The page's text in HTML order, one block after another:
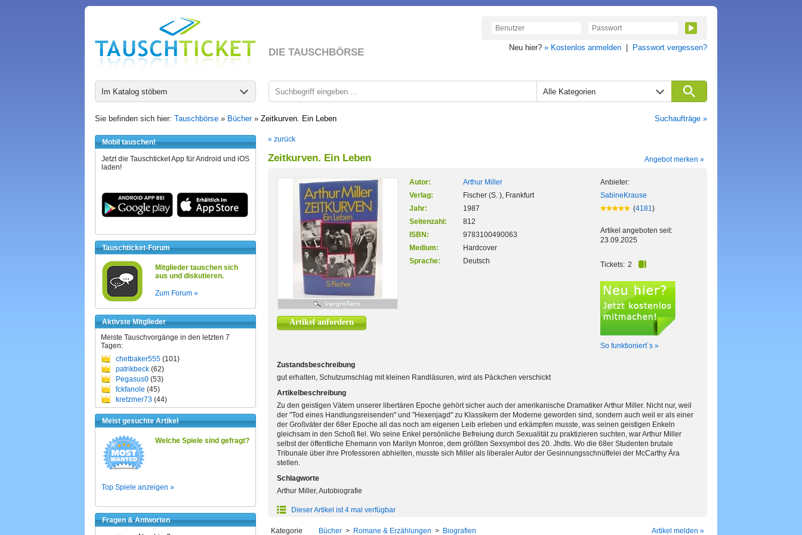
DIE TAUSCHBÖRSE Neu hier? » Kostenlos anmelden Passwort vergessen?
Im Katalog stöbern Alle Kategorien
Sie befinden sich hier: Tauschbörse » Bücher» Zeitkurven. Ein Leben Suchaufträge »
Mobil tauschen!
Jetzt die Tauschticket App für Android und iOS
laden!
Tauschticket-Forum
Mitglieder tauschen sich
aus und diskutieren.
Zum Forum »
Aktivste Mitglieder
Meiste Tauschvorgänge in den letzten 7
Tagen:
chetbaker555 (101)
patrikbeck (62)
Pegasus0 (53)
fckfanole (45)
kretzmer73 (44)
Meist gesuchte Artikel
Welche Spiele sind gefragt?
Top Spiele anzeigen »
Fragen & Antworten
« zurück
Zeitkurven. Ein Leben Angebot merken »
Artikel anfordern
Autor:
Arthur Miller
Verlag:
Fischer (S. ), Frankfurt
Jahr:
1987
Seitenzahl:
812
ISBN:
9783100490063
Medium:
Hardcover
Sprache:
Deutsch
Anbieter:
SabineKrause
(4181)
Artikel angeboten seit:
23.09.2025
Tickets: 2
So funktioniert´s »
Zustandsbeschreibung
gut erhalten, Schutzumschlag mit kleinen Randläsuren, wird als Päckchen verschickt
Artikelbeschreibung
Zu den geistigen Vätern unserer libertären Epoche gehört sicher auch der amerikanische Dramatiker Arthur Miller. Nicht nur, weil
der "Tod eines Handlungsreisenden" und "Hexenjagd" zu Klassikern der Moderne geworden sind, sondern auch weil er als einer
der Großväter der 68er Epoche all das noch am eigenen Leib erleben und erkämpfen musste, was seinen geistigen Enkeln
gleichsam in den Schoß fiel. Wo seine Enkel persönliche Befreiung durch Sexualität zu praktizieren suchten, war Arthur Miller
selbst der öffentliche Ehemann von Marilyn Monroe, dem größten Sexsymbol des 20. Jhdts. Wo die 68er Studenten brutale
Tribunale über ihre Professoren abhielten, musste sich Miller als liberaler Autor der Gesinnungsschnüffelei der McCarthy Ära
stellen.
Schlagworte
Arthur Miller, Autobiografie
Dieser Artikel ist 4 mal verfügbar
Kategorie Bücher > Romane & Erzählungen > Biografien Artikel melden »